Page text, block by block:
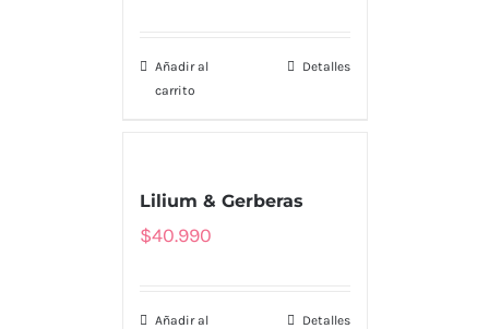
Añadir al
carrito
Detalles
Lilium & Gerberas
$40.990
Añadir al
Detalles